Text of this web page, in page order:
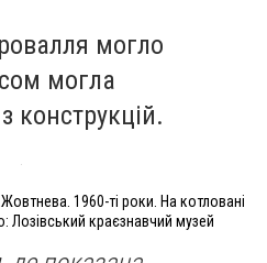
могло
могла
конструкцій.
1960-ті роки. На котловані
краєзнавчий музей